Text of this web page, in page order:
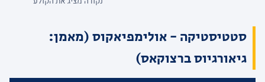
סטטיסטיקה - אולימפיאקוס (מאמן:
גיאורגיוס ברצוקאס)